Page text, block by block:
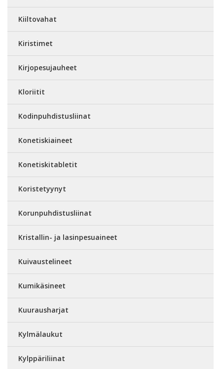
Kiiltovahat
Kiristimet
Kirjopesujauheet
Kloriitit
Kodinpuhdistusliinat
Konetiskiaineet
Konetiskitabletit
Koristetyynyt
Korunpuhdistusliinat
Kristallin- ja lasinpesuaineet
Kuivaustelineet
Kumikäsineet
Kuurausharjat
Kylmälaukut
Kylppäriliinat